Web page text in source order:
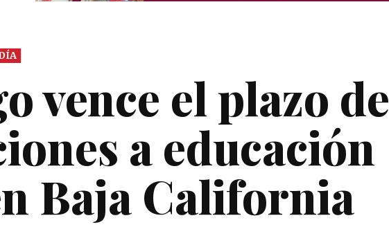
vence el plazo de
a educación
Baja California